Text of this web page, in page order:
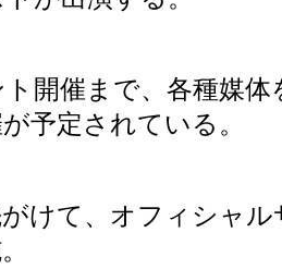
開催まで、各種媒体
予定されている。
けて、オフィシャ